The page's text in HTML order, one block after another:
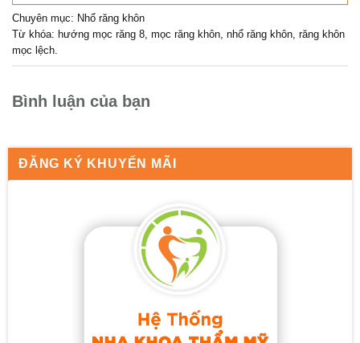
ĐĂNG KÝ KHUYẾN MÃI
Chuyên mục: Nhổ răng khôn
Từ khóa: hướng mọc răng 8, mọc răng khôn, nhổ răng khôn, răng khôn
mọc lệch.
Bình luận của bạn